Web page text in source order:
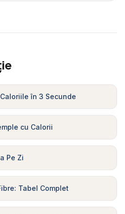
în 3 Secunde
cu Calorii
Pe Zi
Tabel Complet